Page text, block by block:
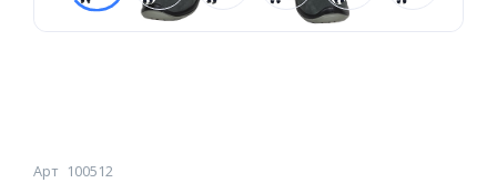
Арт 100512